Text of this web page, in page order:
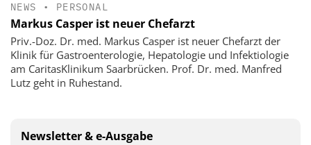
NEWS • PERSONAL
Markus Casper ist neuer Chefarzt
Priv.-Doz. Dr. med. Markus Casper ist neuer Chefarzt der
Klinik für Gastroenterologie, Hepatologie und Infektiologie
am CaritasKlinikum Saarbrücken. Prof. Dr. med. Manfred
Lutz geht in Ruhestand.
Newsletter & e-Ausgabe